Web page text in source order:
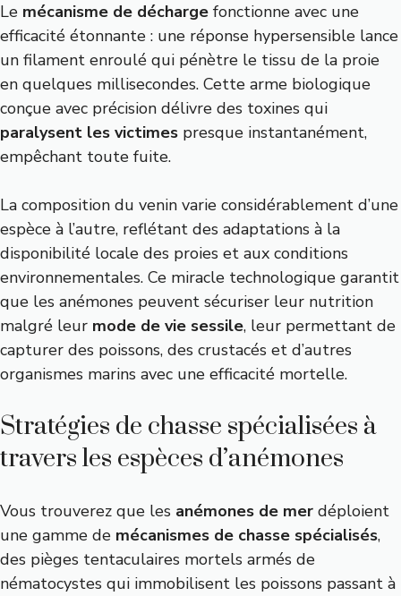
Le mécanisme de décharge fonctionne avec une
efficacité étonnante : une réponse hypersensible lance
un filament enroulé qui pénètre le tissu de la proie
en quelques millisecondes. Cette arme biologique
conçue avec précision délivre des toxines qui
paralysent les victimes presque instantanément,
empêchant toute fuite.
La composition du venin varie considérablement d’une
espèce à l’autre, reflétant des adaptations à la
disponibilité locale des proies et aux conditions
environnementales. Ce miracle technologique garantit
que les anémones peuvent sécuriser leur nutrition
malgré leur mode de vie sessile, leur permettant de
capturer des poissons, des crustacés et d’autres
organismes marins avec une efficacité mortelle.
Stratégies de chasse spécialisées à
travers les espèces d’anémones
Vous trouverez que les anémones de mer déploient
une gamme de mécanismes de chasse spécialisés,
des pièges tentaculaires mortels armés de
nématocystes qui immobilisent les poissons passant à